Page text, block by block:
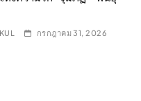
กรกฎาคม 31, 2026